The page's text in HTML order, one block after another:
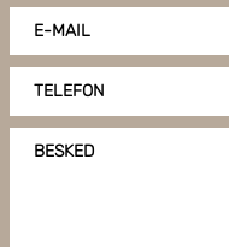
E-MAIL
TELEFON
BESKED